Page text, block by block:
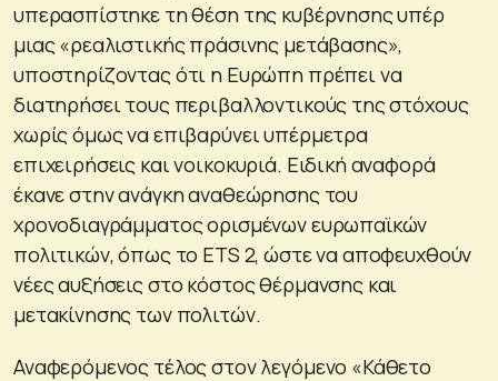
υπερασπίστηκε τη θέση της κυβέρνησης υπέρ
μιας «ρεαλιστικής πράσινης μετάβασης»,
υποστηρίζοντας ότι η Ευρώπη πρέπει να
διατηρήσει τους περιβαλλοντικούς της στόχους
χωρίς όμως να επιβαρύνει υπέρμετρα
επιχειρήσεις και νοικοκυριά. Ειδική αναφορά
έκανε στην ανάγκη αναθεώρησης του
χρονοδιαγράμματος ορισμένων ευρωπαϊκών
πολιτικών, όπως το ETS 2, ώστε να αποφευχθούν
νέες αυξήσεις στο κόστος θέρμανσης και
μετακίνησης των πολιτών.
Αναφερόμενος τέλος στον λεγόμενο «Κάθετο